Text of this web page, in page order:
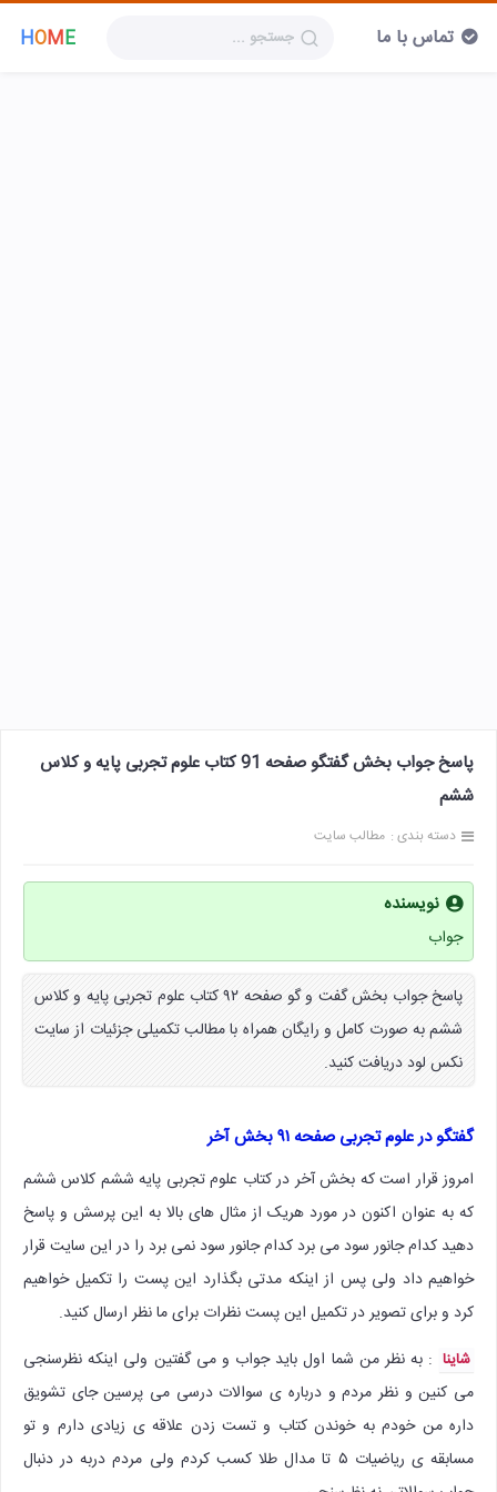
HOME تماس با ما
پاسخ جواب بخش گفتگو صفحه 91 کتاب علوم تجربی پایه و کلاس
ششم
دسته بندی : مطالب سایت
نویسنده
جواب
پاسخ جواب بخش گفت و گو صفحه ۹۲ کتاب علوم تجربی پایه و کلاس
ششم به صورت کامل و رایگان همراه با مطالب تکمیلی جزئیات از سایت
نکس لود دریافت کنید.
گفتگو در علوم تجربی صفحه ۹۱ بخش آخر
امروز قرار است که بخش آخر در کتاب علوم تجربی پایه ششم کلاس ششم
که به عنوان اکنون در مورد هریک از مثال های بالا به این پرسش و پاسخ
دهید کدام جانور سود می برد کدام جانور سود نمی برد را در این سایت قرار
خواهیم داد ولی پس از اینکه مدتی بگذارد این پست را تکمیل خواهیم
کرد و برای تصویر در تکمیل این پست نظرات برای ما نظر ارسال کنید.
شاینا : به نظر من شما اول باید جواب و می گفتین ولی اینکه نظرسنجی
می کنین و نظر مردم و درباره ی سوالات درسی می پرسین جای تشویق
داره من خودم به خوندن کتاب و تست زدن علاقه ی زیادی دارم و تو
مسابقه ی ریاضیات ۵ تا مدال طلا کسب کردم ولی مردم دربه در دنبال